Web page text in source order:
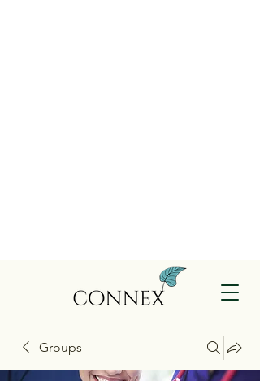
Groups